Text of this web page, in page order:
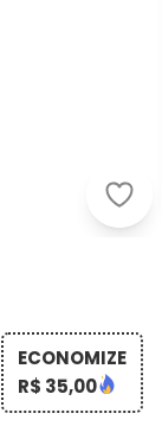
Mor
ECONOMIZE
R$ 35,00